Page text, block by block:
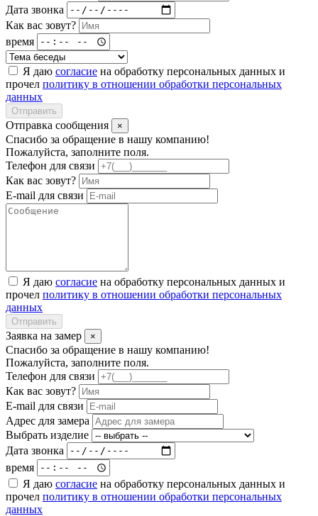
Дата звонка
Как вас зовут?
время
Я даю согласие на обработку персональных данных и
прочел политику в отношении обработки персональных
данных
Отправить
Отправка сообщения ×
Спасибо за обращение в нашу компанию!
Пожалуйста, заполните поля.
Телефон для связи
Как вас зовут?
E-mail для связи
Я даю согласие на обработку персональных данных и
прочел политику в отношении обработки персональных
данных
Отправить
Заявка на замер ×
Спасибо за обращение в нашу компанию!
Пожалуйста, заполните поля.
Телефон для связи
Как вас зовут?
E-mail для связи
Адрес для замера
Выбрать изделие
Дата звонка
время
Я даю согласие на обработку персональных данных и
прочел политику в отношении обработки персональных
данных